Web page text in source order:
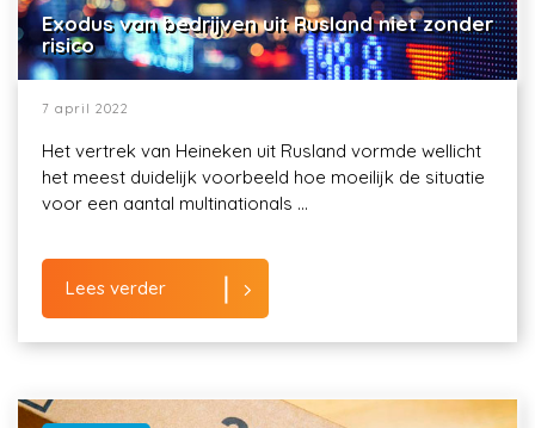
Exodus van bedrijven uit Rusland niet zonder
risico
7 april 2022
Het vertrek van Heineken uit Rusland vormde wellicht
het meest duidelijk voorbeeld hoe moeilijk de situatie
voor een aantal multinationals ...
Lees verder